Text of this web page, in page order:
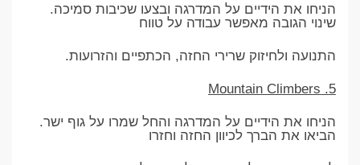
הניחו את הידיים על המדרגה ובצעו שכיבות סמיכה.
שינוי הגובה מאפשר עבודה על טווח
התנועה ולחיזוק שרירי החזה, הכתפיים והזרועות.
5. Mountain Climbers
הניחו את הידיים על המדרגה והחל שמרו על גוף ישר.
הביאו את הברך לכיוון החזה וחזרו